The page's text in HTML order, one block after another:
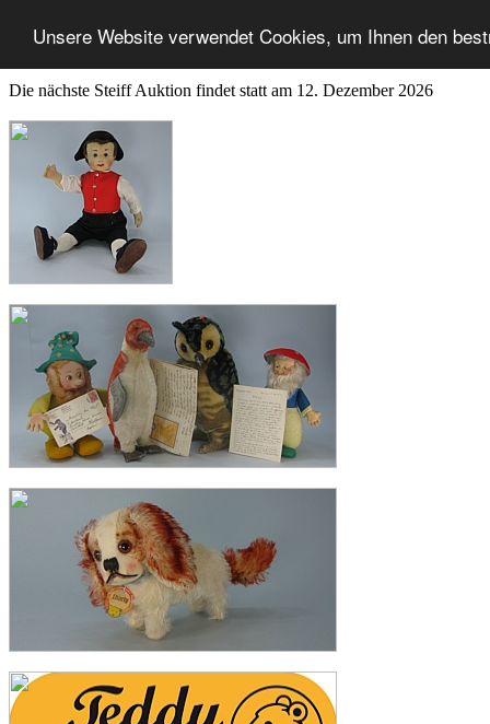
Unsere Website verwendet Cookies, um Ihnen den
Die nächste Steiff Auktion findet statt am 12. Dezember 2026